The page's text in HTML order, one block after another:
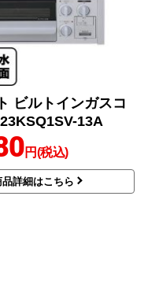
ビルトインガスコ
13A
円(税込)
品詳細はこちら